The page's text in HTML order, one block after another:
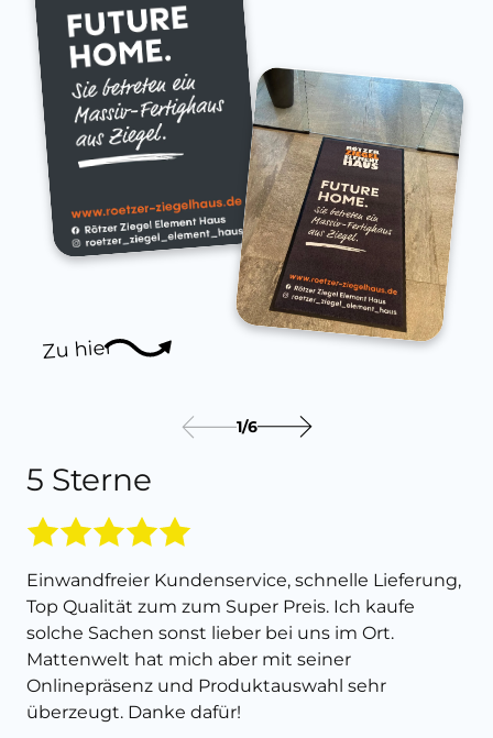
Zu hier
5 Sterne
Einwandfreier Kundenservice, schnelle Lieferung,
Top Qualität zum zum Super Preis. Ich kaufe
solche Sachen sonst lieber bei uns im Ort.
Mattenwelt hat mich aber mit seiner
Onlinepräsenz und Produktauswahl sehr
überzeugt. Danke dafür!
1/6